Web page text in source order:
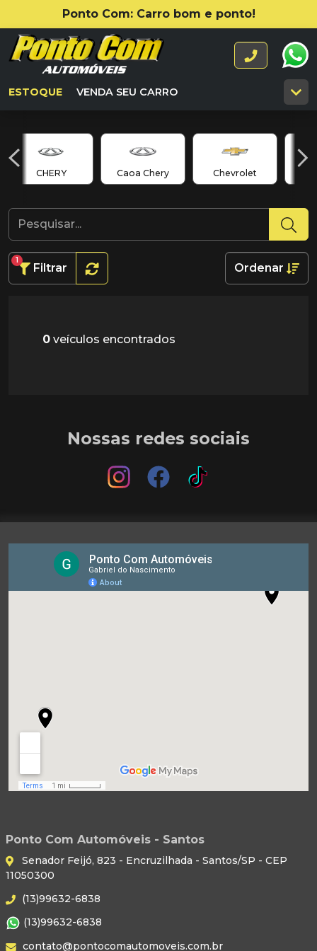
Ponto Com: Carro bom e ponto!
ESTOQUE VENDA SEU CARRO
CHERY Caoa Chery Chevrolet
Filtrar
1
Ordenar
0 veículos encontrados
Nossas redes sociais
Ponto Com Automóveis - Santos
Senador Feijó, 823 - Encruzilhada - Santos/SP - CEP
11050300
(13)99632-6838
(13)99632-6838
contato@pontocomautomoveis.com.br